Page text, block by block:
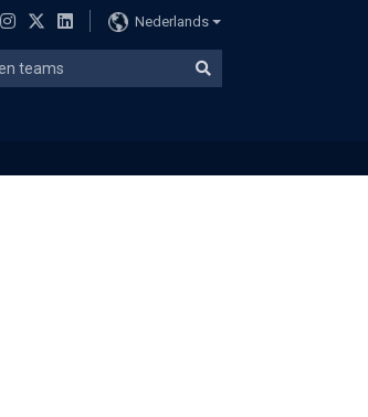
Nederlands